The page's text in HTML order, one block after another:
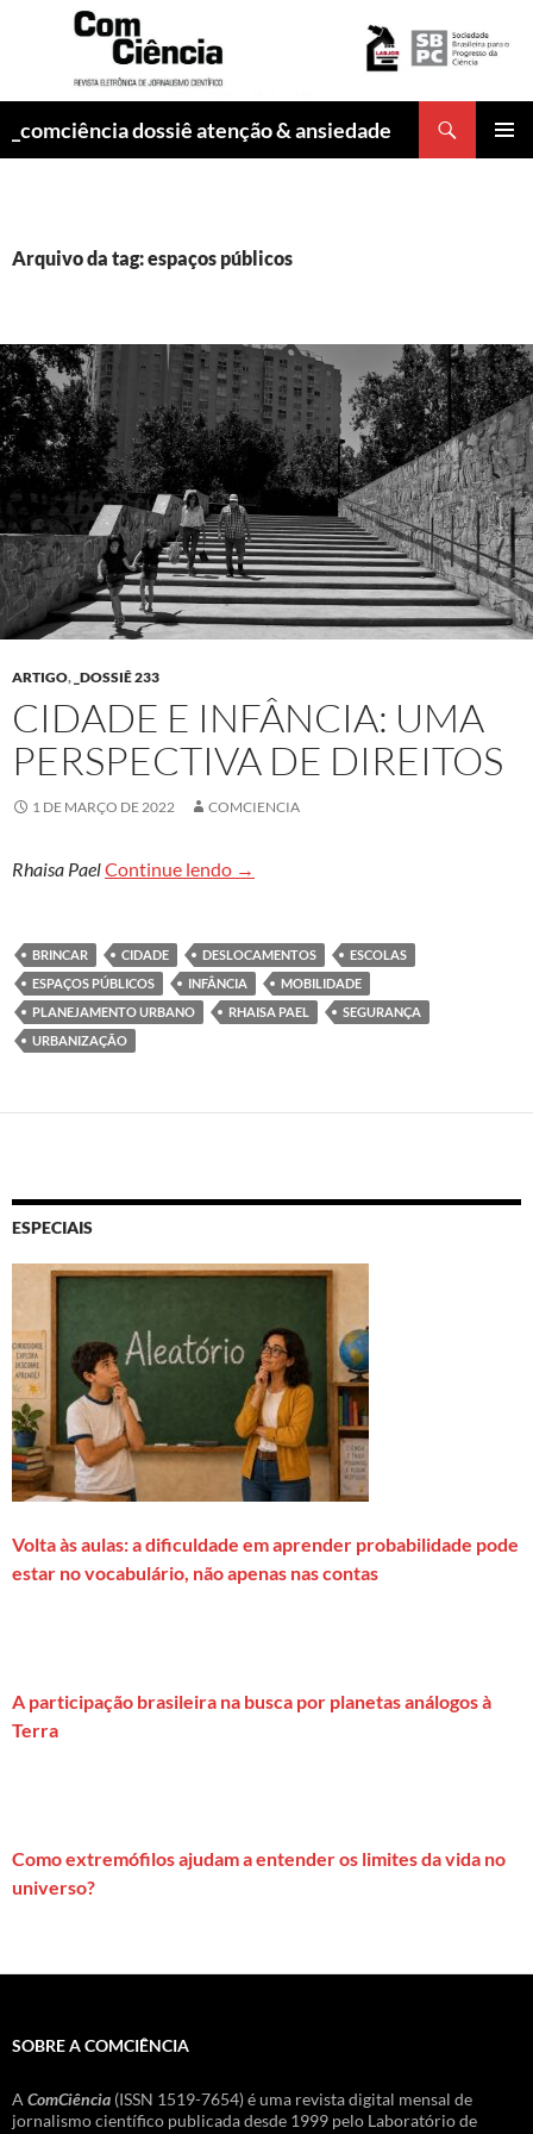
_comciência dossiê atenção & ansiedade
Arquivo da tag: espaços públicos
ARTIGO, _DOSSIÊ 233
CIDADE E INFÂNCIA: UMA
PERSPECTIVA DE DIREITOS
1 DE MARÇO DE 2022 COMCIENCIA
Rhaisa PaelContinue lendo Cidade e infância: uma perspectiva
→
BRINCAR CIDADE DESLOCAMENTOS
ESCOLAS
ESPAÇOS PÚBLICOS
INFÂNCIA
MOBILIDADE
PLANEJAMENTO URBANO
RHAISA PAEL
SEGURANÇA
URBANIZAÇÃO
ESPECIAIS
Volta às aulas: a dificuldade em aprender probabilidade pode
estar no vocabulário, não apenas nas contas
A participação brasileira na busca por planetas análogos à
Terra
Como extremófilos ajudam a entender os limites da vida no
universo?
SOBRE A COMCIÊNCIA
A ComCiência (ISSN 1519-7654) é uma revista digital mensal de
jornalismo científico publicada desde 1999 pelo Laboratório de